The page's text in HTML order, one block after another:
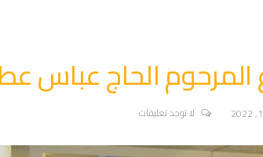
المرحوم الحاج عباس
لا توجد تعليقات